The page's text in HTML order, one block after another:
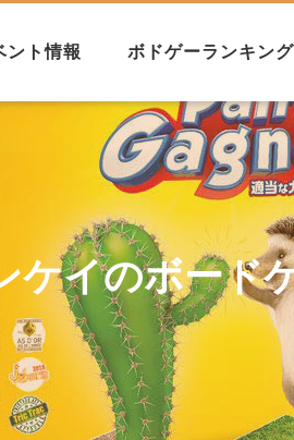
ント情報 ボドゲーランキング
ランキングについて
パーティ系ランキン
ライト系ランキング
ミドル系ランキング
ヘビー系ランキング
協力系ランキング
正体隠匿系ランキン
ケイのボード